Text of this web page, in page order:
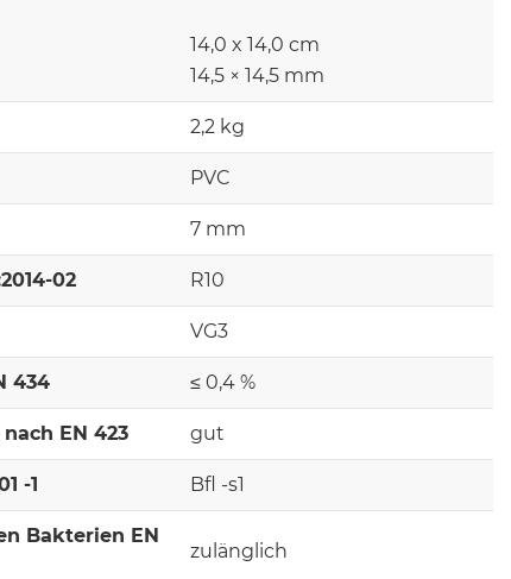
14,0 x 14,0 cm
14,5 × 14,5 mm
2,2 kg
PVC
7 mm
02 R10
VG3
434 ≤ 0,4 %
EN 423 gut
-1 Bfl -s1
Bakterien EN
zulänglich